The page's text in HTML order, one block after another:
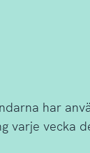
har
varje vecka